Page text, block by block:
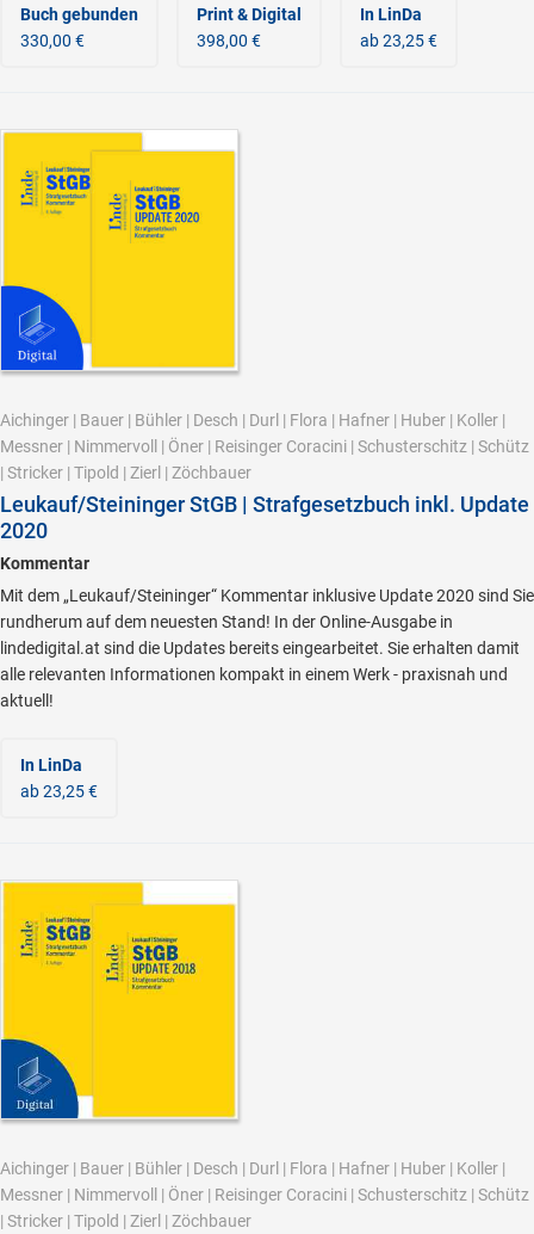
Buch gebunden
330,00 €
Print & Digital
398,00 €
In LinDa
ab 23,25 €
Aichinger | Bauer | Bühler | Desch | Durl | Flora | Hafner | Huber | Koller |
Messner | Nimmervoll | Öner | Reisinger Coracini | Schusterschitz | Schütz
| Stricker | Tipold | Zierl | Zöchbauer
Leukauf/Steininger StGB | Strafgesetzbuch inkl. Update
2020
Kommentar
Mit dem „Leukauf/Steininger“ Kommentar inklusive Update 2020 sind Sie
rundherum auf dem neuesten Stand! In der Online-Ausgabe in
lindedigital.at sind die Updates bereits eingearbeitet. Sie erhalten damit
alle relevanten Informationen kompakt in einem Werk - praxisnah und
aktuell!
In LinDa
ab 23,25 €
Aichinger | Bauer | Bühler | Desch | Durl | Flora | Hafner | Huber | Koller |
Messner | Nimmervoll | Öner | Reisinger Coracini | Schusterschitz | Schütz
| Stricker | Tipold | Zierl | Zöchbauer